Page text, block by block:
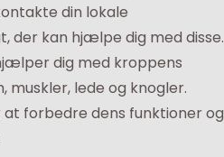
din lokale
der kan hjælpe dig med disse.
dig med kroppens
muskler, lede og knogler.
at forbedre dens funktioner og